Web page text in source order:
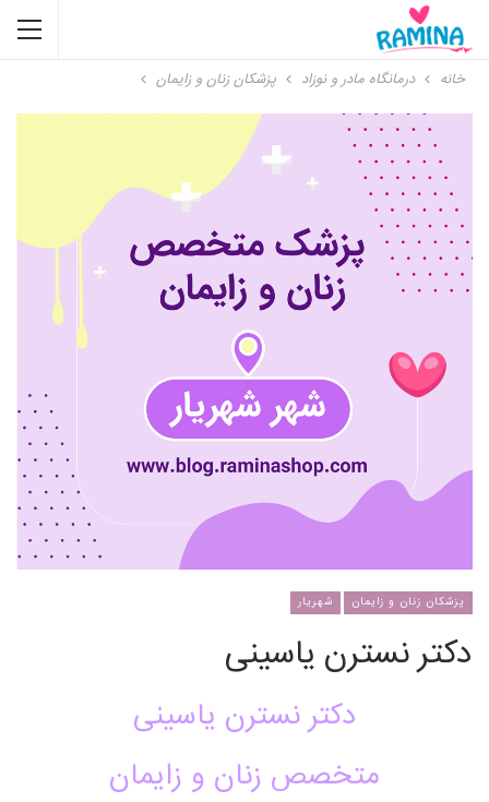
خانه درمانگاه مادر و نوزاد پزشکان زنان و زایمان
پزشکان زنان و زایمان شهریار
دکتر نسترن یاسینی
دکتر نسترن یاسینی
متخصص زنان و زایمان